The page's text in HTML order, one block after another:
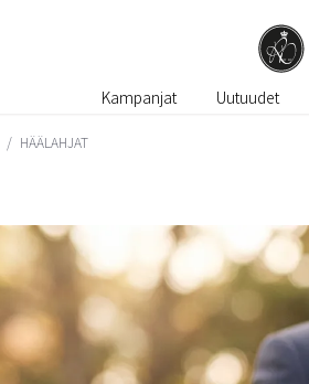
Kampanjat Uutuudet
/ HÄÄLAHJAT